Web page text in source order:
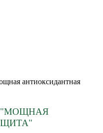
антиоксидантная
"МОЩНАЯ